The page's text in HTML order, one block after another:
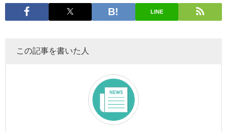
LINE
この記事を書いた人